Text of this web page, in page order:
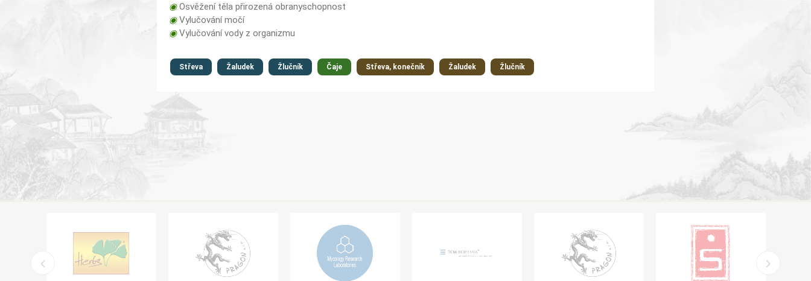
◉Osvěžení těla přirozená obranyschopnost
◉Vylučování močí
◉Vylučování vody z organizmu
Střeva Žaludek Žlučník Čaje Střeva, konečník Žaludek Žlučník